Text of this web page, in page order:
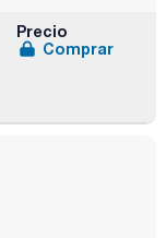
Precio
Comprar